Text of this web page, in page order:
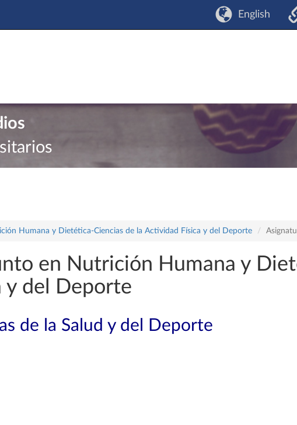
English
Humana y Dietética-Ciencias de la Actividad Física y del Deporte
en Nutrición Humana y
y del Deporte
de la Salud y del Deporte